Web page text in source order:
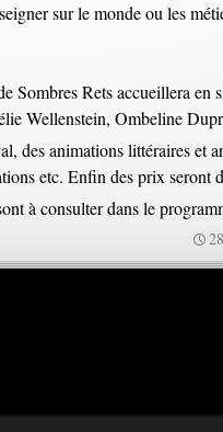
sur le monde ou les
Sombres Rets accueillera en
Wellenstein, Ombeline
des animations littéraires et
etc. Enfin des prix seront
à consulter dans le